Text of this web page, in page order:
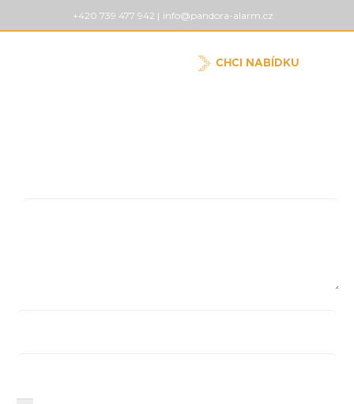
+420 739 477 942 | info@pandora-alarm.cz
CHCI NABÍDKU